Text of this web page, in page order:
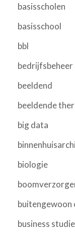
basisscholen
basisschool
bbl
bedrijfsbeheer
beeldend
beeldende
big data
biologie
buitengewoon
business